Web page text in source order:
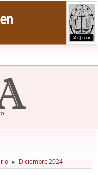
► Diciembre 2024